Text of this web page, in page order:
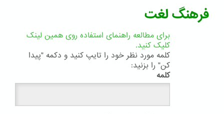
فرهنگ لغت
برای مطالعه راهنمای استفاده روی همین لینک
کلیک کنید.
کلمه مورد نظر خود را تایپ کنید و دکمه "پیدا
کن" را بزنید:
کلمه